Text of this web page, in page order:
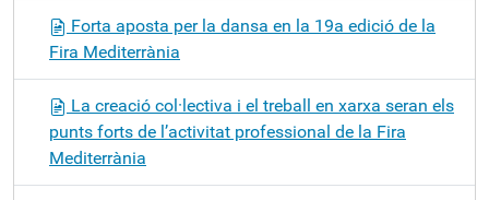
Forta aposta per la dansa en la 19a edició de la
Fira Mediterrània
La creació col·lectiva i el treball en xarxa seran els
punts forts de l’activitat professional de la Fira
Mediterrània